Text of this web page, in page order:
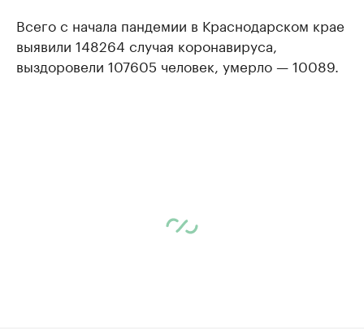
Всего с начала пандемии в Краснодарском крае
выявили 148264 случая коронавируса,
выздоровели 107605 человек, умерло — 10089.